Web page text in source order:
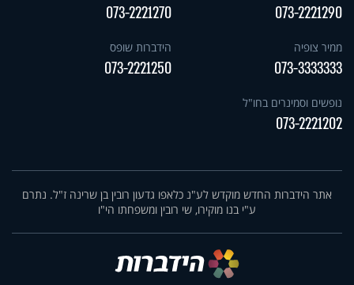
073-2221290
073-2221270
ממיר צופיה
073-3333333
הידברות שופס
073-2221250
נופשים וסמינרים בחו"ל
073-2221202
אתר הידברות החדש מוקדש לע"נ כלאפו גדעון רובין בן שרינה ז"ל. נתרם
ע"י בנו מוקירו, שי רובין ומשפחתו הי"ו